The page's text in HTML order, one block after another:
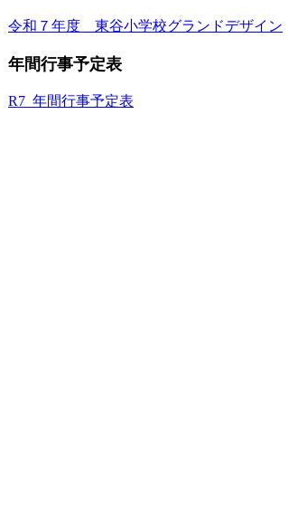
令和７年度 東谷小学校グランドデザイン
年間行事予定表
R7_年間行事予定表